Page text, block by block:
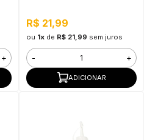
+
R$ 21,99
ou 1xde R$ 21,99 sem juros
- +
ADICIONAR